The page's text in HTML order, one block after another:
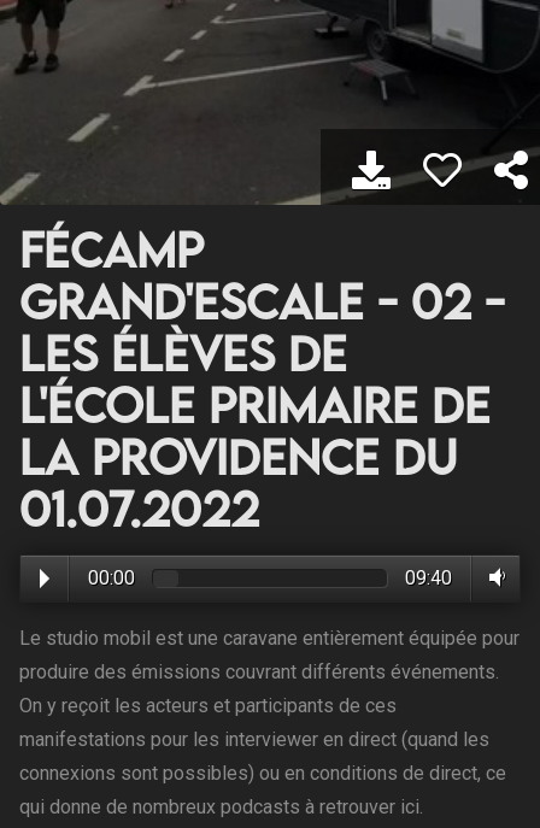
Fécamp
Grand'Escale - 02 -
les élèves de
l'école primaire de
La Providence du
01.07.2022
00:00 09:40
Le studio mobil est une caravane entièrement équipée pour
produire des émissions couvrant différents événements.
On y reçoit les acteurs et participants de ces
manifestations pour les interviewer en direct (quand les
connexions sont possibles) ou en conditions de direct, ce
qui donne de nombreux podcasts à retrouver ici.